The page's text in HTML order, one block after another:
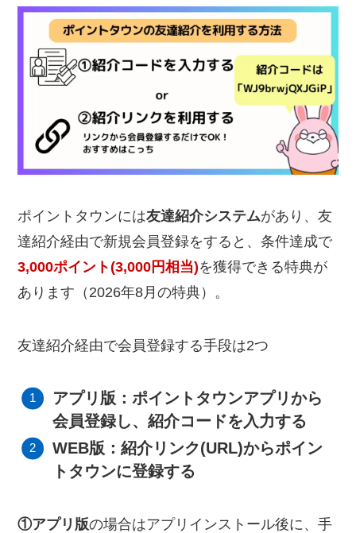
ポイントタウンには友達紹介システムがあり、友
達紹介経由で新規会員登録をすると、条件達成で
3,000ポイント(3,000円相当)を獲得できる特典が
あります（2026年8月の特典）。
友達紹介経由で会員登録する手段は2つ
アプリ版：ポイントタウンアプリから
会員登録し、紹介コードを入力する
WEB版：紹介リンク(URL)からポイン
トタウンに登録する
①アプリ版の場合はアプリインストール後に、手